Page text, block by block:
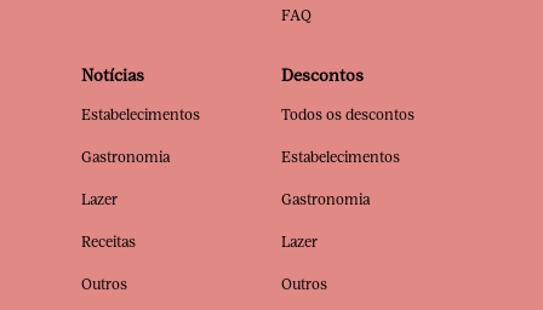
FAQ
Notícias
Estabelecimentos
Gastronomia
Lazer
Receitas
Outros
Descontos
Todos os descontos
Estabelecimentos
Gastronomia
Lazer
Outros